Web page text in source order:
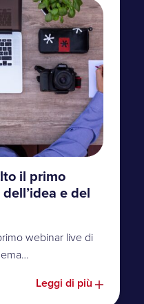
il primo
e del
webinar live di
Leggi di più